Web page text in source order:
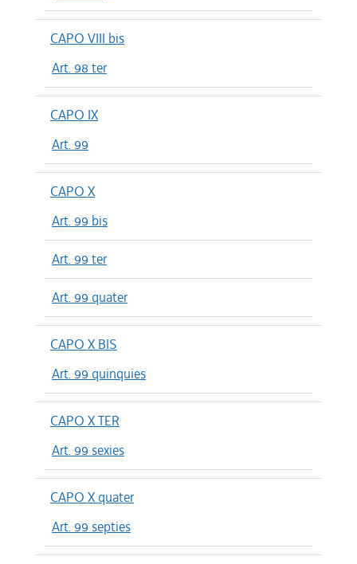
CAPO VIII bis
Art. 98 ter
CAPO IX
Art. 99
CAPO X
Art. 99 bis
Art. 99 ter
Art. 99 quater
CAPO X BIS
Art. 99 quinquies
CAPO X TER
Art. 99 sexies
CAPO X quater
Art. 99 septies